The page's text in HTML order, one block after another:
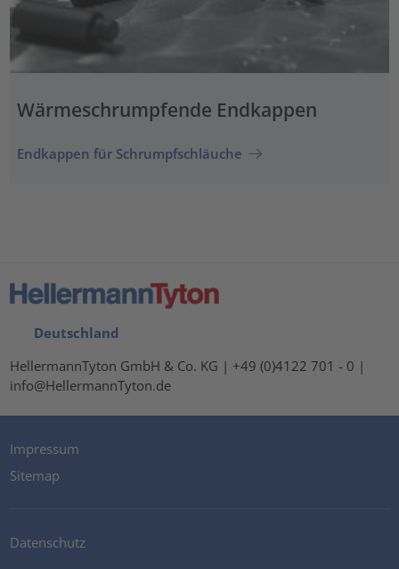
Wärmeschrumpfende Endkappen
Endkappen für Schrumpfschläuche
Deutschland
HellermannTyton GmbH & Co. KG | +49 (0)4122 701 - 0 |
info@HellermannTyton.de
Impressum
Sitemap
Datenschutz